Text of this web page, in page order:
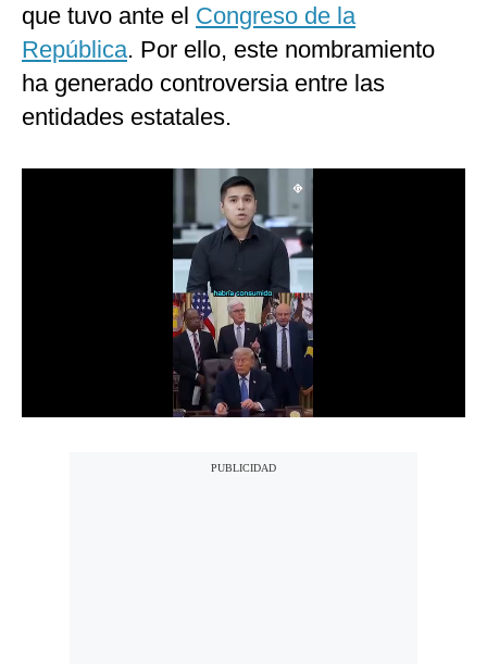
Tecnología
Mix
que tuvo ante el Congreso de la
República. Por ello, este nombramiento
ha generado controversia entre las
entidades estatales.